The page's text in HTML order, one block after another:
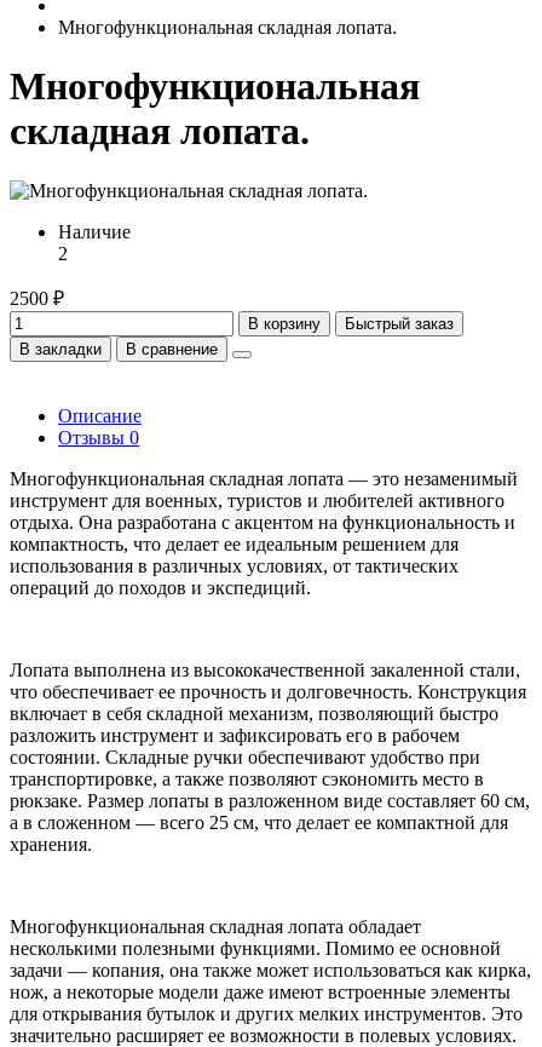
Многофункциональная складная лопата.
Многофункциональная
складная лопата.
Наличие
2
2500 ₽
В корзину
Быстрый заказ
В закладки
В сравнение
Описание
Отзывы 0
Многофункциональная складная лопата — это незаменимый
инструмент для военных, туристов и любителей активного
отдыха. Она разработана с акцентом на функциональность и
компактность, что делает ее идеальным решением для
использования в различных условиях, от тактических
операций до походов и экспедиций.
Лопата выполнена из высококачественной закаленной стали,
что обеспечивает ее прочность и долговечность. Конструкция
включает в себя складной механизм, позволяющий быстро
разложить инструмент и зафиксировать его в рабочем
состоянии. Складные ручки обеспечивают удобство при
транспортировке, а также позволяют сэкономить место в
рюкзаке. Размер лопаты в разложенном виде составляет 60 см,
а в сложенном — всего 25 см, что делает ее компактной для
хранения.
Многофункциональная складная лопата обладает
несколькими полезными функциями. Помимо ее основной
задачи — копания, она также может использоваться как кирка,
нож, а некоторые модели даже имеют встроенные элементы
для открывания бутылок и других мелких инструментов. Это
значительно расширяет ее возможности в полевых условиях.